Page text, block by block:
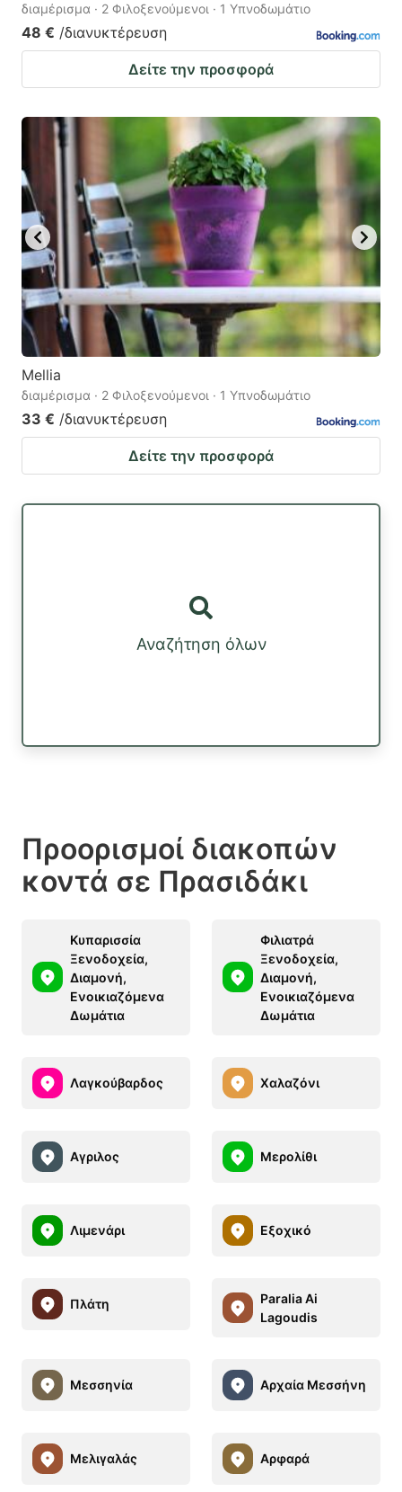
διαμέρισμα · 2 Φιλοξενούμενοι · 1 Υπνοδωμάτιο
48 € /διανυκτέρευση
Δείτε την προσφορά
Mellia
διαμέρισμα · 2 Φιλοξενούμενοι · 1 Υπνοδωμάτιο
33 € /διανυκτέρευση
Δείτε την προσφορά
Αναζήτηση όλων
Προορισμοί διακοπών
κοντά σε Πρασιδάκι
Κυπαρισσία
Ξενοδοχεία,
Διαμονή,
Ενοικιαζόμενα
Δωμάτια
Φιλιατρά
Ξενοδοχεία,
Διαμονή,
Ενοικιαζόμενα
Δωμάτια
Λαγκούβαρδος Χαλαζόνι
Αγριλος Μερολίθι
Λιμενάρι Εξοχικό
Πλάτη
Paralia Ai
Lagoudis
Μεσσηνία Αρχαία Μεσσήνη
Μελιγαλάς Αρφαρά